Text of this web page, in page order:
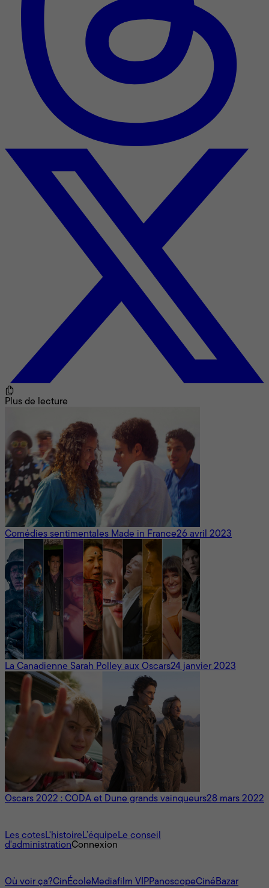
Plus de lecture
Comédies sentimentales Made in France26 avril 2023
La Canadienne Sarah Polley aux Oscars24 janvier 2023
Oscars 2022 : CODA et Dune grands vainqueurs28 mars 2022
Les cotesL'histoireL’équipeLe conseil
d'administrationConnexion
Où voir ça?CinÉcoleMediafilm VIPPanoscopeCinéBazar